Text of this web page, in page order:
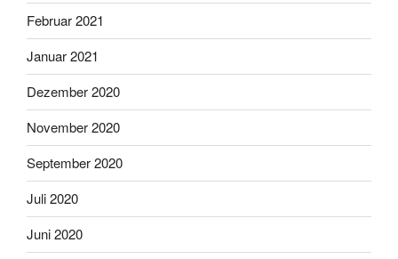
Februar 2021
Januar 2021
Dezember 2020
November 2020
September 2020
Juli 2020
Juni 2020